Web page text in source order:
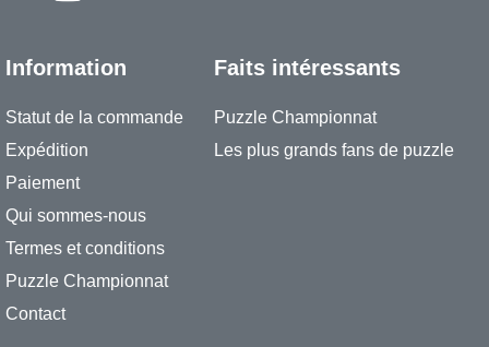
Information
Statut de la commande
Expédition
Paiement
Qui sommes-nous
Termes et conditions
Puzzle Championnat
Contact
Faits intéressants
Puzzle Championnat
Les plus grands fans de puzzle